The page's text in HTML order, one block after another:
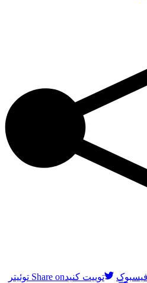
توییت کنیدShare on توئیتر